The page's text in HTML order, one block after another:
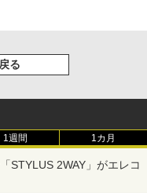
る
1週間 1カ月
STYLUS 2WAY」がエレコ